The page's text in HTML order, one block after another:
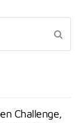
Challenge,